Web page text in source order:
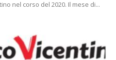
nel corso del 2020. Il mese di...